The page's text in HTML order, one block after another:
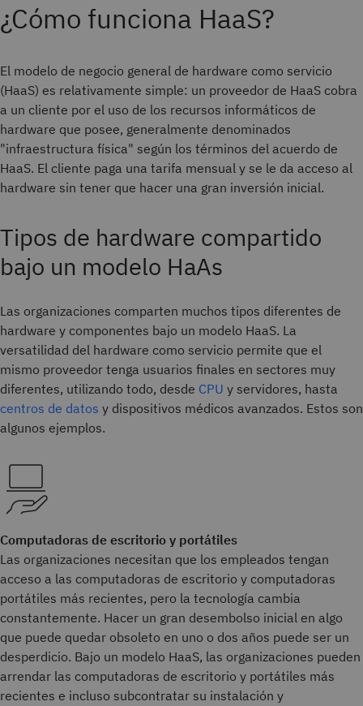
¿Cómo funciona HaaS?
El modelo de negocio general de hardware como servicio
(HaaS) es relativamente simple: un proveedor de HaaS cobra
a un cliente por el uso de los recursos informáticos de
hardware que posee, generalmente denominados
"infraestructura física" según los términos del acuerdo de
HaaS. El cliente paga una tarifa mensual y se le da acceso al
hardware sin tener que hacer una gran inversión inicial.
Tipos de hardware compartido
bajo un modelo HaAs
Las organizaciones comparten muchos tipos diferentes de
hardware y componentes bajo un modelo HaaS. La
versatilidad del hardware como servicio permite que el
mismo proveedor tenga usuarios finales en sectores muy
diferentes, utilizando todo, desde CPU y servidores, hasta
centros de datos y dispositivos médicos avanzados. Estos son
algunos ejemplos.
Computadoras de escritorio y portátiles
Las organizaciones necesitan que los empleados tengan
acceso a las computadoras de escritorio y computadoras
portátiles más recientes, pero la tecnología cambia
constantemente. Hacer un gran desembolso inicial en algo
que puede quedar obsoleto en uno o dos años puede ser un
desperdicio. Bajo un modelo HaaS, las organizaciones pueden
arrendar las computadoras de escritorio y portátiles más
recientes e incluso subcontratar su instalación y